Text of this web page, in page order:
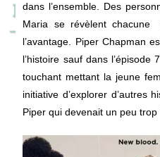
dans l’ensemble. Des
Maria se révèlent
l’avantage. Piper Chapman
l’histoire sauf dans
touchant mettant la jeune
initiative d’explorer d’autres
Piper qui devenait un peu